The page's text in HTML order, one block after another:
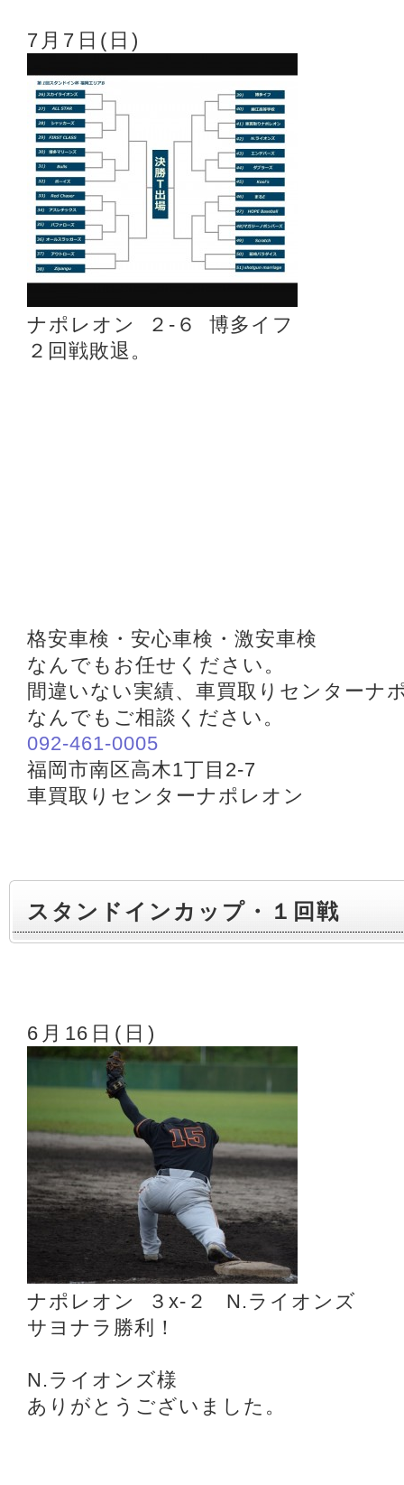
7月7日(日) 東
ナポレオン ２-６ 博多イフ
２回戦敗退。
格安車検・安心車検・激安車検
なんでもお任せください。
間違いない実績、車買取りセンターナ
なんでもご相談ください。
092-461-0005
福岡市南区高木1丁目2-7
車買取りセンターナポレオン
スタンドインカップ・１回戦
6月16日(日) 汐
ナポレオン ３x‐２ N.ライオンズ
サヨナラ勝利！
N.ライオンズ様
ありがとうございました。